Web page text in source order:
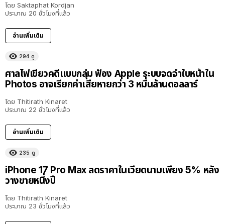
โดย Saktaphat Kordjan
ประมาณ 20 ชั่วโมงที่แล้ว
อ่านเพิ่มเติม
294 ดู
ศาลไฟเขียวคดีแบบกลุ่ม ฟ้อง Apple ระบบจดจำใบหน้าใน
Photos อาจเรียกค่าเสียหายกว่า 3 หมื่นล้านดอลลาร์
โดย Thitirath Kinaret
ประมาณ 22 ชั่วโมงที่แล้ว
อ่านเพิ่มเติม
235 ดู
iPhone 17 Pro Max ลดราคาในเวียดนามเพียง 5% หลัง
วางขายหนึ่งปี
โดย Thitirath Kinaret
ประมาณ 23 ชั่วโมงที่แล้ว